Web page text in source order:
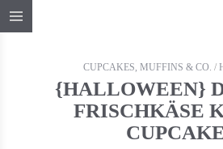
CUPCAKES, MUFFINS & CO. /
{HALLOWEEN}
FRISCHKÄSE